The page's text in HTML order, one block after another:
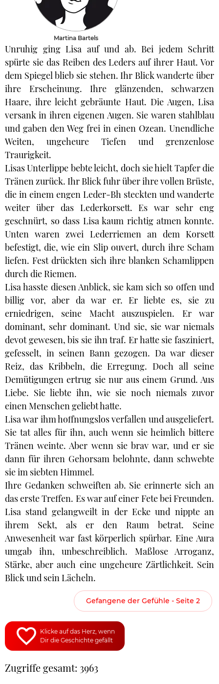
Martina Bartels
Unruhig ging Lisa auf und ab. Bei jedem Schritt
spürte sie das Reiben des Leders auf ihrer Haut. Vor
dem Spiegel blieb sie stehen. Ihr Blick wanderte über
ihre Erscheinung. Ihre glänzenden, schwarzen
Haare, ihre leicht gebräunte Haut. Die Augen, Lisa
versank in ihren eigenen Augen. Sie waren stahlblau
und gaben den Weg frei in einen Ozean. Unendliche
Weiten, ungeheure Tiefen und grenzenlose
Traurigkeit.
Lisas Unterlippe bebte leicht, doch sie hielt Tapfer die
Tränen zurück. Ihr Blick fuhr über ihre vollen Brüste,
die in einem engen Leder-Bh steckten und wanderte
weiter über das Lederkorsett. Es war sehr eng
geschnürt, so dass Lisa kaum richtig atmen konnte.
Unten waren zwei Lederriemen an dem Korsett
befestigt, die, wie ein Slip ouvert, durch ihre Scham
liefen. Fest drückten sich ihre blanken Schamlippen
durch die Riemen.
Lisa hasste diesen Anblick, sie kam sich so offen und
billig vor, aber da war er. Er liebte es, sie zu
erniedrigen, seine Macht auszuspielen. Er war
dominant, sehr dominant. Und sie, sie war niemals
devot gewesen, bis sie ihn traf. Er hatte sie fasziniert,
gefesselt, in seinen Bann gezogen. Da war dieser
Reiz, das Kribbeln, die Erregung. Doch all seine
Demütigungen ertrug sie nur aus einem Grund. Aus
Liebe. Sie liebte ihn, wie sie noch niemals zuvor
einen Menschen geliebt hatte.
Lisa war ihm hoffnungslos verfallen und ausgeliefert.
Sie tat alles für ihn, auch wenn sie heimlich bittere
Tränen weinte. Aber wenn sie brav war, und er sie
dann für ihren Gehorsam belohnte, dann schwebte
sie im siebten Himmel.
Ihre Gedanken schweiften ab. Sie erinnerte sich an
das erste Treffen. Es war auf einer Fete bei Freunden.
Lisa stand gelangweilt in der Ecke und nippte an
ihrem Sekt, als er den Raum betrat. Seine
Anwesenheit war fast körperlich spürbar. Eine Aura
umgab ihn, unbeschreiblich. Maßlose Arroganz,
Stärke, aber auch eine ungeheure Zärtlichkeit. Sein
Blick und sein Lächeln.
Gefangene der Gefühle - Seite 2
Klicke auf das Herz, wenn
Dir die Geschichte gefällt
Zugriffe gesamt: 3963